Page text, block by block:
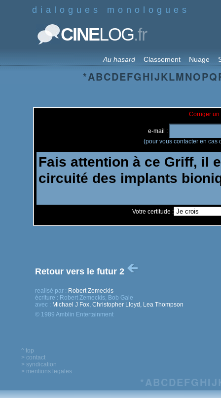
dialogues monologues
CINELOG.fr
Au hasard Classement Nuage
*ABCDEFGHIJKLMNOPQ
Corriger un
e-mail :
(pour vous contacter en cas
Votre certitude :
Retour vers le futur 2
realisé par : Robert Zemeckis
écriture : Robert Zemeckis, Bob Gale
avec : Michael J Fox, Christopher Lloyd, Lea Thompson
© 1989 Amblin Entertainment
^ top
> contact
> syndication
> mentions legales
*ABCDEFG HIJ